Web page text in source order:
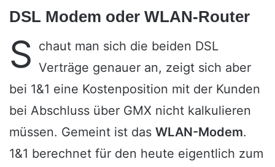
DSL Modem oder WLAN-Router
S chaut man sich die beiden DSL
Verträge genauer an, zeigt sich aber
bei 1&1 eine Kostenposition mit der Kunden
bei Abschluss über GMX nicht kalkulieren
müssen. Gemeint ist das WLAN-Modem.
1&1 berechnet für den heute eigentlich zum